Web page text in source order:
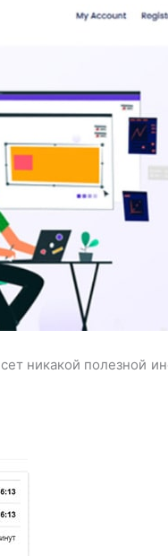
никакой полезной